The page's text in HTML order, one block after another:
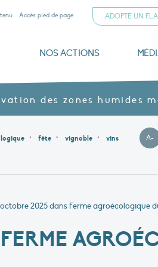
Accès pied de page ADOPTE UN
NOS ACTIONS
des zones humides
, fête , vignoble , vins A-
2025dans Ferme agroécologique